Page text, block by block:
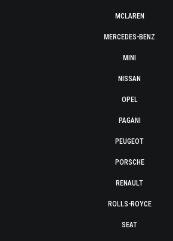
MCLAREN
MERCEDES-BENZ
MINI
NISSAN
OPEL
PAGANI
PEUGEOT
PORSCHE
RENAULT
ROLLS-ROYCE
SEAT